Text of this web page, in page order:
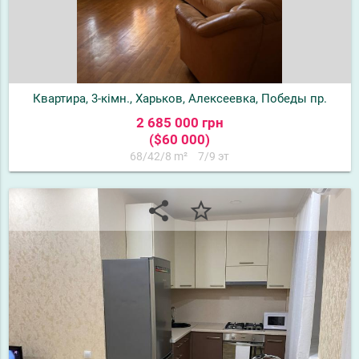
Квартира, 3-кімн., Харьков, Алексеевка, Победы пр.
2 685 000 грн
($60 000)
68/42/8 m² 7/9 эт
share star_border